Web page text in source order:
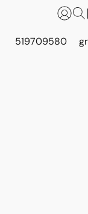
519709580